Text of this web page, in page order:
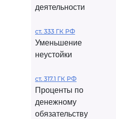
деятельности
ст. 333 ГК РФ
Уменьшение
неустойки
ст. 317.1 ГК РФ
Проценты по
денежному
обязательству